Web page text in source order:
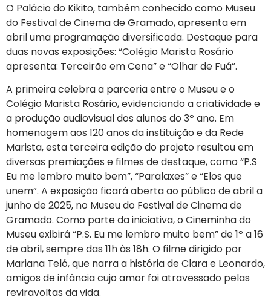
O Palácio do Kikito, também conhecido como Museu
do Festival de Cinema de Gramado, apresenta em
abril uma programação diversificada. Destaque para
duas novas exposições: “Colégio Marista Rosário
apresenta: Terceirão em Cena” e “Olhar de Fuá”.
A primeira celebra a parceria entre o Museu e o
Colégio Marista Rosário, evidenciando a criatividade e
a produção audiovisual dos alunos do 3º ano. Em
homenagem aos 120 anos da instituição e da Rede
Marista, esta terceira edição do projeto resultou em
diversas premiações e filmes de destaque, como “P.S
Eu me lembro muito bem”, “Paralaxes” e “Elos que
unem”. A exposição ficará aberta ao público de abril a
junho de 2025, no Museu do Festival de Cinema de
Gramado. Como parte da iniciativa, o Cineminha do
Museu exibirá “P.S. Eu me lembro muito bem” de 1º a 16
de abril, sempre das 11h às 18h. O filme dirigido por
Mariana Teló, que narra a história de Clara e Leonardo,
amigos de infância cujo amor foi atravessado pelas
reviravoltas da vida.